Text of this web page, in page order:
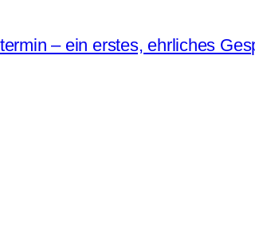
– ein erstes, ehrliches